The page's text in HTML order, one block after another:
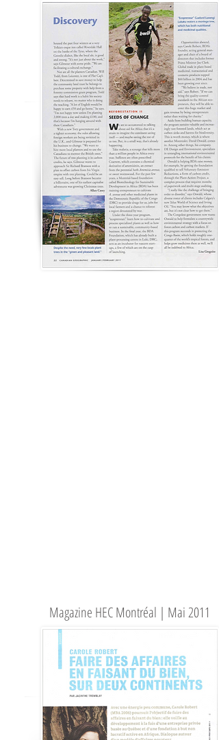
revue de presse
Magazine HEC Montréal | Mai 2011